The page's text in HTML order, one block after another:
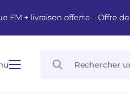
FM + livraison offerte – Offre